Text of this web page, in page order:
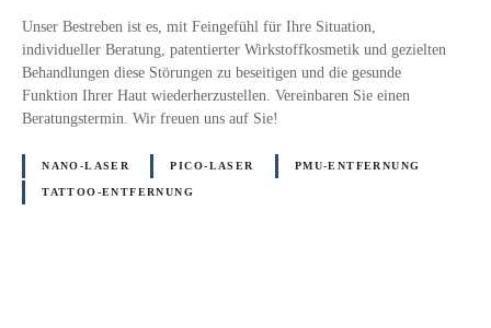
Unser Bestreben ist es, mit Feingefühl für Ihre Situation,
individueller Beratung, patentierter Wirkstoffkosmetik und gezielten
Behandlungen diese Störungen zu beseitigen und die gesunde
Funktion Ihrer Haut wiederherzustellen. Vereinbaren Sie einen
Beratungstermin. Wir freuen uns auf Sie!
NANO-LASER PICO-LASER PMU-ENTFERNUNG
TATTOO-ENTFERNUNG